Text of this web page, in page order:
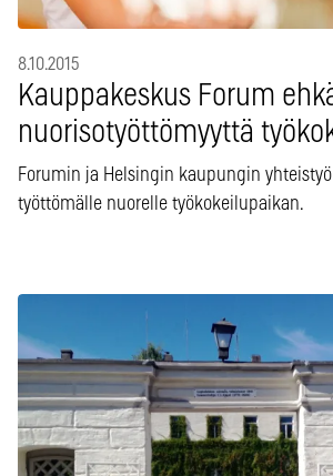
8.10.2015
Kauppakeskus Forum
nuorisotyöttömyyttä
Forumin ja Helsingin kaupungin yhteistyö
työttömälle nuorelle työkokeilupaikan.